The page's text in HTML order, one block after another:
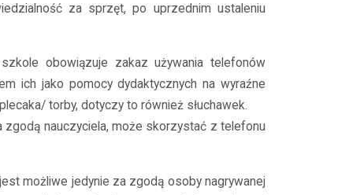
za sprzęt, po uprzednim ustaleniu
obowiązuje zakaz używania telefonów
ich jako pomocy dydaktycznych na wyraźne
torby, dotyczy to również słuchawek.
nauczyciela, może skorzystać z telefonu
możliwe jedynie za zgodą osoby nagrywanej